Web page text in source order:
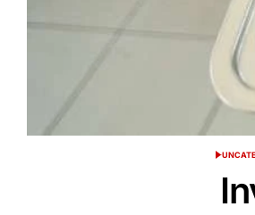
POSTED